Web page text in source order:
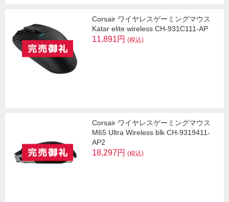
Corsair ワイヤレスゲーミングマウス
Katar elite wireless CH-931C111-AP
11,891円 (税込)
Corsair ワイヤレスゲーミングマウス
M65 Ultra Wireless blk CH-9319411-
AP2
18,297円 (税込)